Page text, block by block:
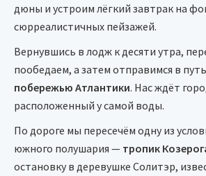
дюны и устроим лёгкий завтрак на
сюрреалистичных пейзажей.
Вернувшись в лодж к десяти утра,
пообедаем, а затем отправимся в
побережью Атлантики. Нас ждёт
расположенный у самой воды.
По дороге мы пересечём одну из
южного полушария — тропик
остановку в деревушке Солитэр,